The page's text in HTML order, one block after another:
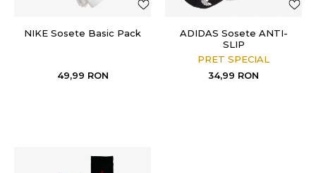
NIKE Sosete Basic Pack
49,99 RON
ADIDAS Sosete ANTI-
SLIP
PRET SPECIAL
34,99 RON